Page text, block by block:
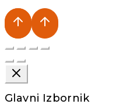
Glavni Izbornik